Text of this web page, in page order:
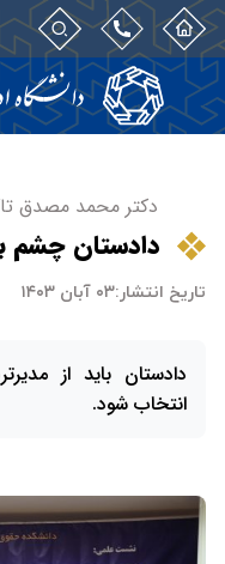
دکتر محمد مصدق
دادستان چشم
تاریخ انتشار:۰۳ آبان ۱۴۰۳
دادستان باید از
انتخاب شود.